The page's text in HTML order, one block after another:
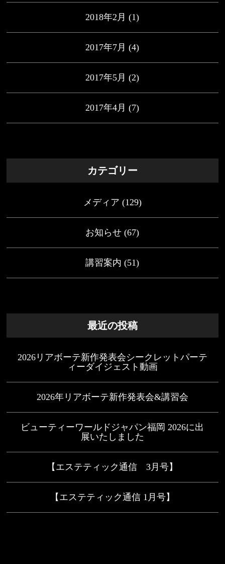
2018年2月 (1)
2017年7月 (4)
2017年5月 (2)
2017年4月 (7)
カテゴリー
メディア (129)
お知らせ (67)
講習案内 (51)
最近の投稿
2026リアボーテ新作発表会シークレットパーテ
ィーダイジェスト動画
2026年リアボーテ新作発表会&講習会
ビューティーワールドジャパン福岡 2026に出
展いたしました
【エステティック通信 3月号】
【エステティック通信 1月号】